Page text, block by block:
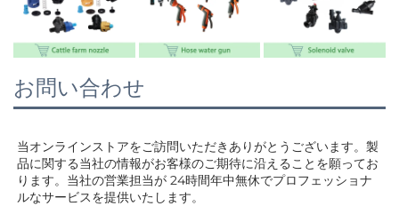
お問い合わせ
当オンラインストアをご訪問いただきありがとうございます。製
品に関する当社の情報がお客様のご期待に沿えることを願ってお
ります。当社の営業担当が 24時間年中無休でプロフェッショナ
ルなサービスを提供いたします。